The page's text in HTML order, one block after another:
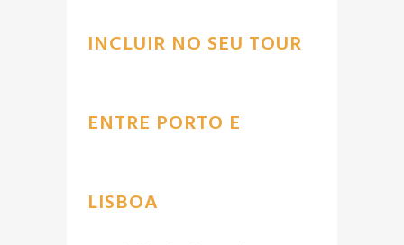
INCLUIR NO SEU TOUR
ENTRE PORTO E
LISBOA